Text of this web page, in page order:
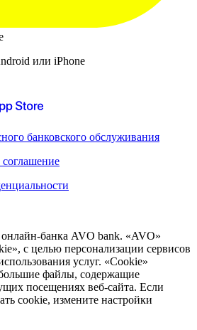
или iPhone
банковского обслуживания
соглашение
банка AVO bank. «AVO»
с целью персонализации сервисов
услуг. «Cookie»
файлы, содержащие
посещениях веб-сайта. Если
cookie, измените настройки